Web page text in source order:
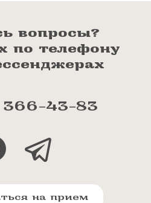
вопросы?
по телефону
43-83
на прием